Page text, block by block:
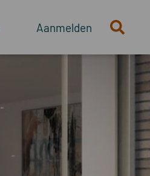
Aanmelden